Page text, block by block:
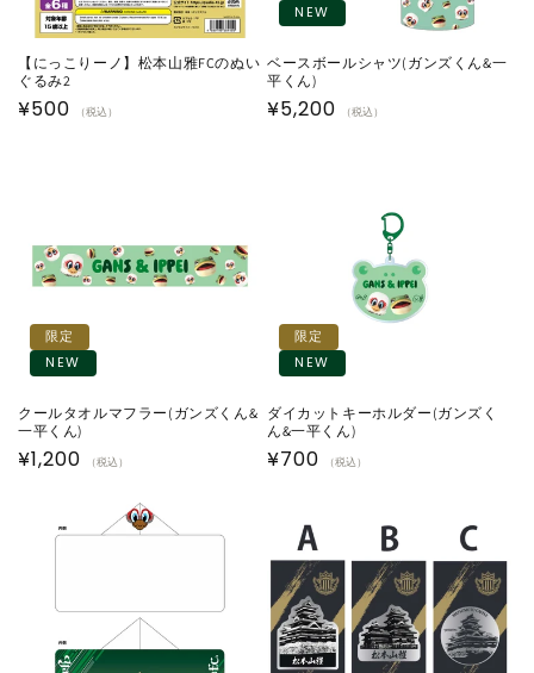
【にっこりーノ】松本山雅FCのぬい
ぐるみ2
通
¥500 （税込）
NEW
ベースボールシャツ(ガンズくん&一
平くん)
通
¥5,200 （税込）
限定
NEW
クールタオルマフラー(ガンズくん&
一平くん)
通
¥1,200 （税込）
限定
NEW
ダイカットキーホルダー(ガンズく
ん&一平くん)
通
¥700 （税込）